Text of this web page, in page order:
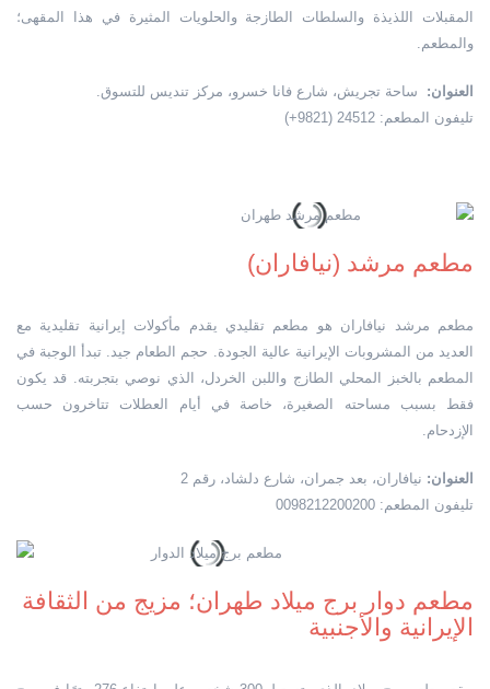
المقبلات اللذيذة والسلطات الطازجة والحلويات المثيرة في هذا المقهى؛
والمطعم.
العنوان: ساحة تجريش، شارع فانا خسرو، مركز تنديس للتسوق.
تليفون المطعم: 24512 (9821+)
مطعم مرشد (نيافاران)
مطعم مرشد نيافاران هو مطعم تقليدي يقدم مأكولات إيرانية تقليدية مع
العديد من المشروبات الإيرانية عالية الجودة. حجم الطعام جيد. تبدأ الوجبة في
المطعم بالخبز المحلي الطازج واللبن الخردل، الذي نوصي بتجربته. قد يكون
فقط بسبب مساحته الصغيرة، خاصة في أيام العطلات تتاخرون حسب
الإزدحام.
العنوان: نيافاران، بعد جمران، شارع دلشاد، رقم 2
تليفون المطعم: 0098212200200
مطعم دوار برج ميلاد طهران؛ مزيج من الثقافة
الإيرانية والأجنبية